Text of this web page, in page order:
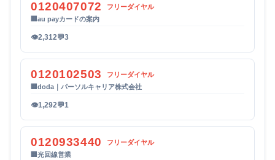
0120407072
フリーダイヤル
au payカードの案内
👁2,312💬3
0120102503
フリーダイヤル
doda｜パーソルキャリア株式会社
👁1,292💬1
0120933440
フリーダイヤル
光回線営業